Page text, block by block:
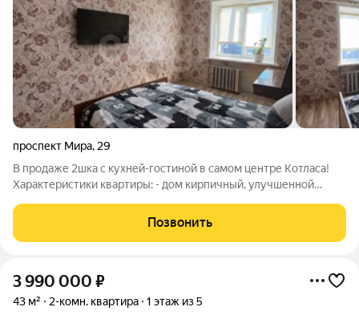
проспект Мира, 29
В продаже 2шка с кухней-гостиной в самом центре Котласа!
Характеристики квартиры: - дом кирпичный, улучшенной
комнаты 17,6 и 13,6 кв.м. - кухня-гостиная 14,8 кв.м. - выход на
застекленную
Позвонить
3 990 000 ₽
43 м² 2-комн. квартира 1 этаж из 5